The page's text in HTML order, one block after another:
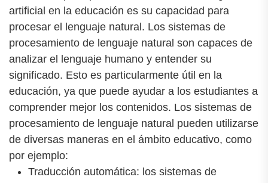
artificial en la educación es su capacidad para
procesar el lenguaje natural. Los sistemas de
procesamiento de lenguaje natural son capaces de
analizar el lenguaje humano y entender su
significado. Esto es particularmente útil en la
educación, ya que puede ayudar a los estudiantes a
comprender mejor los contenidos. Los sistemas de
procesamiento de lenguaje natural pueden utilizarse
de diversas maneras en el ámbito educativo, como
por ejemplo:
Traducción automática: los sistemas de